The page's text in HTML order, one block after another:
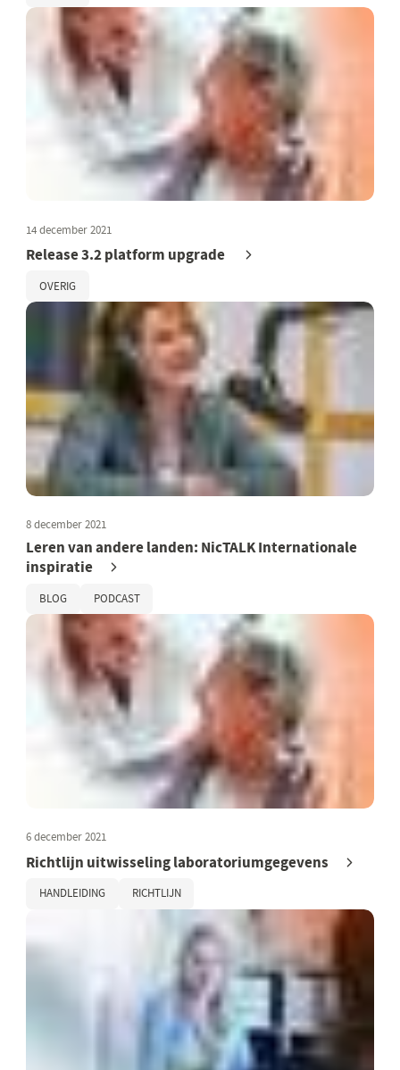
14 december 2021
Release 3.2 platform upgrade
OVERIG
8 december 2021
Leren van andere landen: NicTALK Internationale
inspiratie
BLOG PODCAST
6 december 2021
Richtlijn uitwisseling laboratoriumgegevens
HANDLEIDING RICHTLIJN